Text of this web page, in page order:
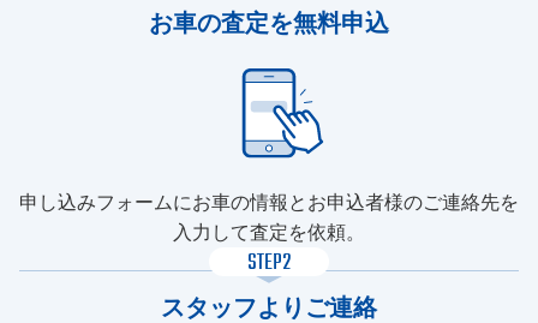
お車の査定を無料申込
申し込みフォームにお車の情報とお申込者様のご連絡先を
入力して査定を依頼。
STEP2
スタッフよりご連絡